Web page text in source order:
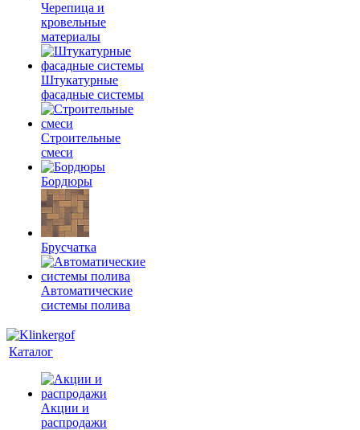
Черепица и
кровельные
материалы
Штукатурные
фасадные системы
Строительные
смеси
Бордюры
Брусчатка
Автоматические
системы полива
Каталог
Акции и
распродажи